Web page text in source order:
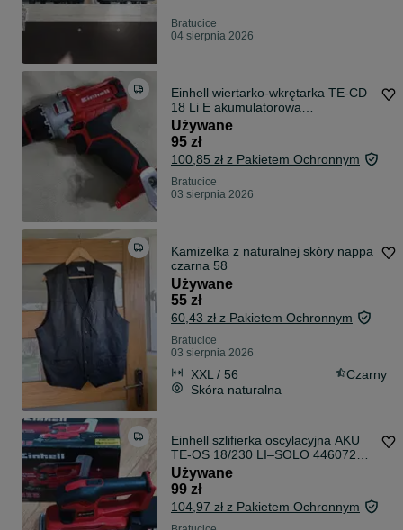
Bratucice
04 sierpnia 2026
Einhell wiertarko-wkrętarka TE-CD
18 Li E akumulatorowa
dwubiegowa sprawna
Używane
95 zł
100,85 zł z Pakietem Ochronnym
Bratucice
03 sierpnia 2026
Kamizelka z naturalnej skóry nappa
czarna 58
Używane
55 zł
60,43 zł z Pakietem Ochronnym
Bratucice
03 sierpnia 2026
XXL / 56
Czarny
Skóra naturalna
Einhell szlifierka oscylacyjna AKU
TE-OS 18/230 LI–SOLO 4460720
sprawna +bdb
Używane
99 zł
104,97 zł z Pakietem Ochronnym